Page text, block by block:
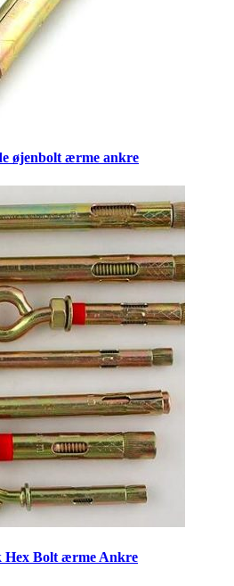
øjenbolt ærme ankre
Hex Bolt ærme Ankre